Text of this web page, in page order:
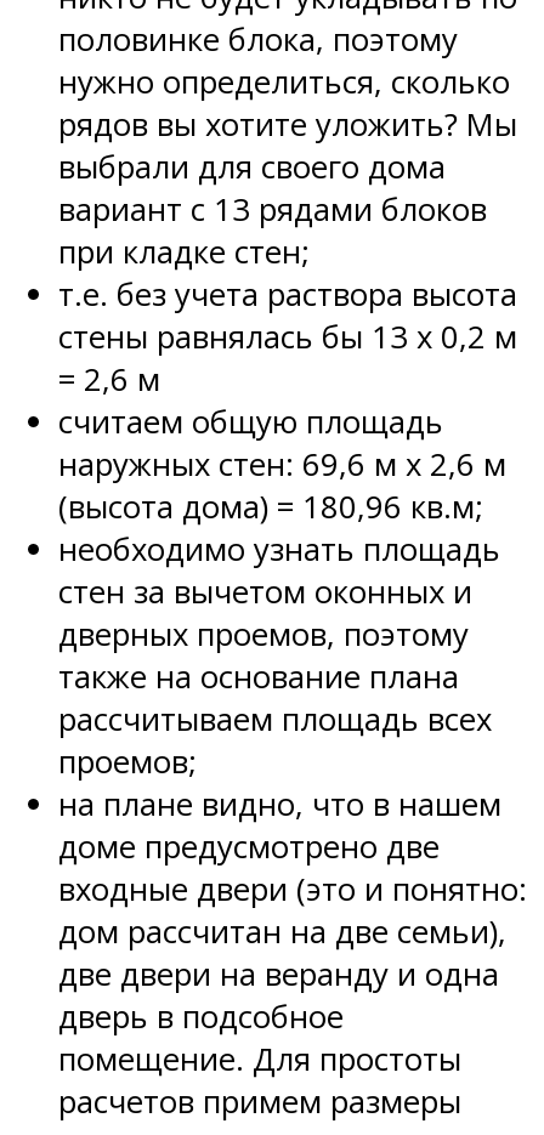
половинке блока, поэтому
нужно определиться, сколько
рядов вы хотите уложить? Мы
выбрали для своего дома
вариант с 13 рядами блоков
при кладке стен;
т.е. без учета раствора высота
стены равнялась бы 13 х 0,2 м
= 2,6 м
считаем общую площадь
наружных стен: 69,6 м х 2,6 м
(высота дома) = 180,96 кв.м;
необходимо узнать площадь
стен за вычетом оконных и
дверных проемов, поэтому
также на основание плана
рассчитываем площадь всех
проемов;
на плане видно, что в нашем
доме предусмотрено две
входные двери (это и понятно:
дом рассчитан на две семьи),
две двери на веранду и одна
дверь в подсобное
помещение. Для простоты
расчетов примем размеры